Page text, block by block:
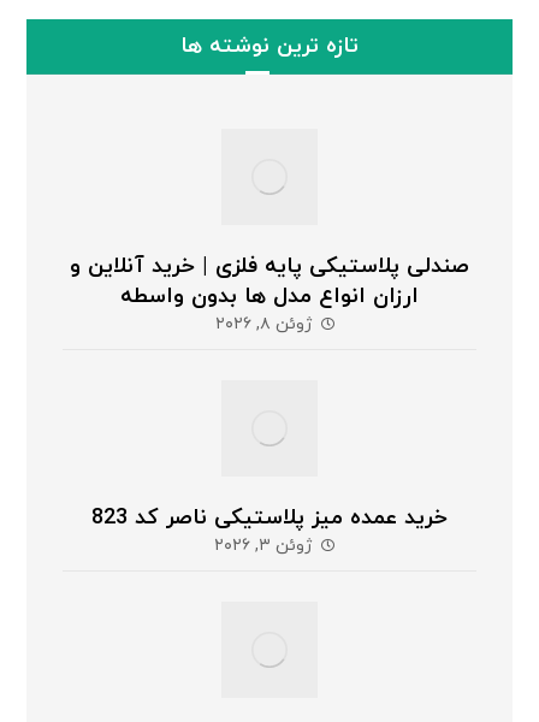
تازه ترین نوشته ها
صندلی پلاستیکی پایه فلزی | خرید آنلاین و
ارزان انواع مدل ها بدون واسطه
ژوئن ۸, ۲۰۲۶
خرید عمده میز پلاستیکی ناصر کد 823
ژوئن ۳, ۲۰۲۶